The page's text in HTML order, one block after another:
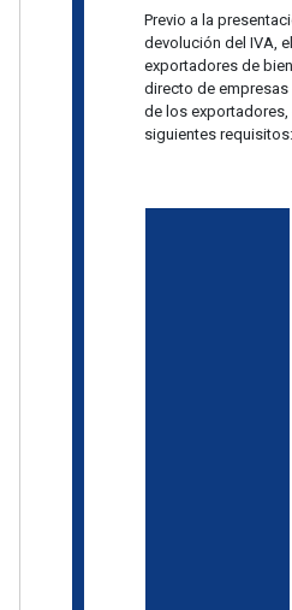
Previo a la
devolución del IVA,
exportadores de
directo de
de los
siguientes requisitos: